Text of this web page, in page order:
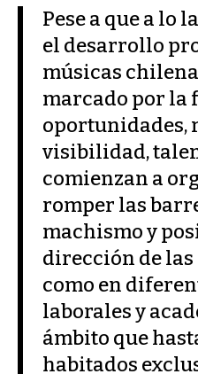
Pese a que a lo
el desarrollo
músicas
marcado por la
oportunidades,
visibilidad,
comienzan a
romper las
machismo y
dirección de las
como en
laborales y
ámbito que
habitados